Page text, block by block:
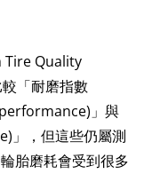
Tire Quality
「耐磨指數
」與
」，但這些仍屬測
胎磨耗會受到很多